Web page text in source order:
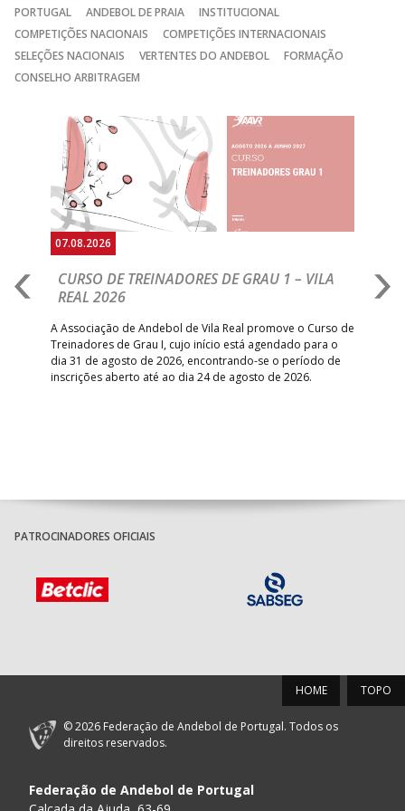
PORTUGAL
ANDEBOL DE PRAIA
INSTITUCIONAL
COMPETIÇÕES NACIONAIS
COMPETIÇÕES INTERNACIONAIS
SELEÇÕES NACIONAIS
VERTENTES DO ANDEBOL
FORMAÇÃO
CONSELHO ARBITRAGEM
07.08.2026
CURSO DE TREINADORES DE GRAU 1 – VILA
REAL 2026
A Associação de Andebol de Vila Real promove o Curso de
Treinadores de Grau I, cujo início está agendado para o
dia 31 de agosto de 2026, encontrando-se o período de
inscrições aberto até ao dia 24 de agosto de 2026.
Anterior
PATROCINADORES OFICIAIS
TOPO
HOME
© 2026 Federação de Andebol de Portugal. Todos os
direitos reservados.
Federação de Andebol de Portugal